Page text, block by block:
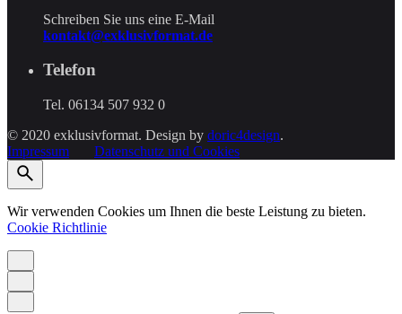
Schreiben Sie uns eine E-Mail
kontakt@exklusivformat.de
Telefon
Tel. 06134 507 932 0
© 2020 exklusivformat. Design by doric4design.
Impressum
Datenschutz und Cookies
Wir verwenden Cookies um Ihnen die beste Leistung zu bieten.
Cookie Richtlinie